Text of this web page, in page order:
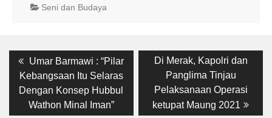
Seni dan Budaya
Post
navigation
Previous
post:
Umar Barmawi : “Pilar
Kebangsaan Itu Selaras
Dengan Konsep Hubbul
Wathon Minal Iman”
Next
post:
Di Merak, Kapolri dan
Panglima Tinjau
Pelaksanaan Operasi
ketupat Maung 2021